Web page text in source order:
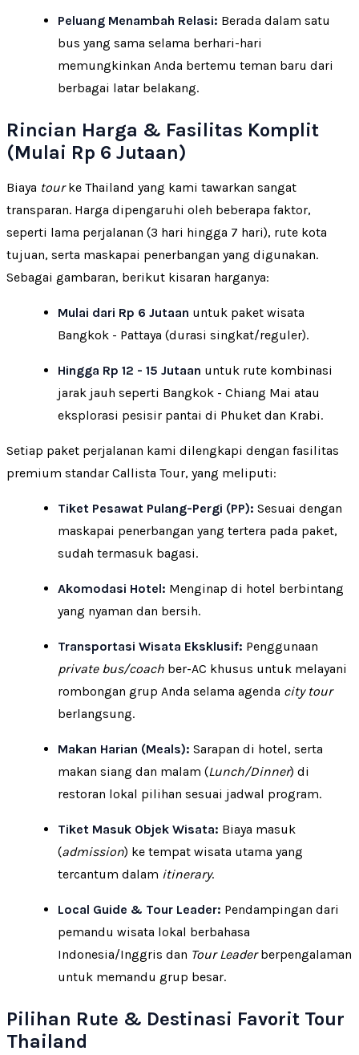
Peluang Menambah Relasi: Berada dalam satu
bus yang sama selama berhari-hari
memungkinkan Anda bertemu teman baru dari
berbagai latar belakang.
Rincian Harga & Fasilitas Komplit
(Mulai Rp 6 Jutaan)
Biaya tourke Thailand yang kami tawarkan sangat
transparan. Harga dipengaruhi oleh beberapa faktor,
seperti lama perjalanan (3 hari hingga 7 hari), rute kota
tujuan, serta maskapai penerbangan yang digunakan.
Sebagai gambaran, berikut kisaran harganya:
Mulai dari Rp 6 Jutaan untuk paket wisata
Bangkok - Pattaya (durasi singkat/reguler).
Hingga Rp 12 - 15 Jutaan untuk rute kombinasi
jarak jauh seperti Bangkok - Chiang Mai atau
eksplorasi pesisir pantai di Phuket dan Krabi.
Setiap paket perjalanan kami dilengkapi dengan fasilitas
premium standar Callista Tour, yang meliputi:
Tiket Pesawat Pulang-Pergi (PP): Sesuai dengan
maskapai penerbangan yang tertera pada paket,
sudah termasuk bagasi.
Akomodasi Hotel: Menginap di hotel berbintang
yang nyaman dan bersih.
Transportasi Wisata Eksklusif: Penggunaan
private bus/coach ber-AC khusus untuk melayani
rombongan grup Anda selama agenda city tour
berlangsung.
Makan Harian (Meals): Sarapan di hotel, serta
makan siang dan malam (Lunch/Dinner) di
restoran lokal pilihan sesuai jadwal program.
Tiket Masuk Objek Wisata: Biaya masuk
(admission) ke tempat wisata utama yang
tercantum dalam itinerary.
Local Guide & Tour Leader: Pendampingan dari
pemandu wisata lokal berbahasa
Indonesia/Inggris dan Tour Leaderberpengalaman
untuk memandu grup besar.
Pilihan Rute & Destinasi Favorit Tour
Thailand